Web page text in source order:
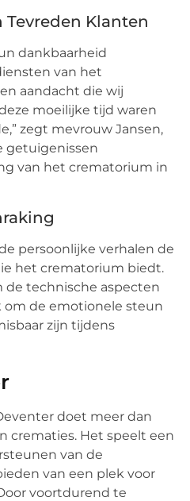
Tevreden Klanten
dankbaarheid
van het
aandacht die wij
moeilijke tijd waren
zegt mevrouw Jansen,
getuigenissen
van het crematorium in
persoonlijke verhalen de
het crematorium biedt.
de technische aspecten
om de emotionele steun
zijn tijdens
doet meer dan
crematies. Het speelt een
van de
van een plek voor
voortdurend te